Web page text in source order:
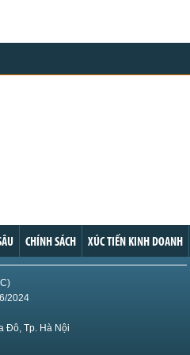
CHÍNH SÁCH XÚC TIẾN KINH DOANH
2024
Đô, Tp. Hà Nội